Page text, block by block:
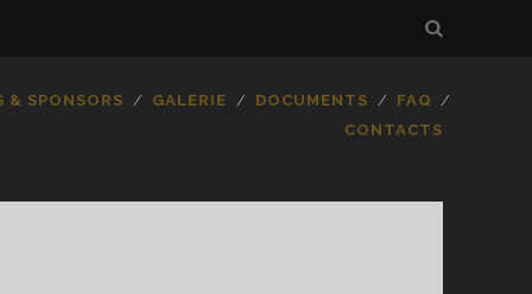
& SPONSORS GALERIE DOCUMENTS
FAQ
CONTACTS